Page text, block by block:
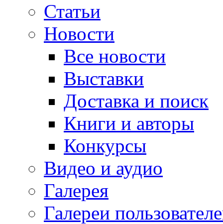
Статьи
Новости
Все новости
Выставки
Доставка и поиск
Книги и авторы
Конкурсы
Видео и аудио
Галерея
Галереи